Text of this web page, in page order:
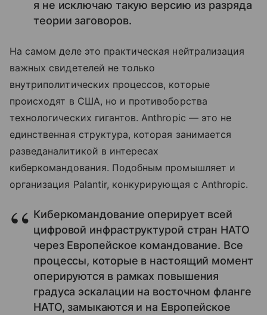
я не исключаю такую версию из разряда
теории заговоров.
На самом деле это практическая нейтрализация
важных свидетелей не только
внутриполитических процессов, которые
происходят в США, но и противоборства
технологических гигантов. Anthropic — это не
единственная структура, которая занимается
разведаналитикой в интересах
киберкомандования. Подобным промышляет и
организация Palantir, конкурирующая с Anthropic.
Киберкомандование оперирует всей
цифровой инфраструктурой стран НАТО
через Европейское командование. Все
процессы, которые в настоящий момент
оперируются в рамках повышения
градуса эскалации на восточном фланге
НАТО, замыкаются и на Европейское